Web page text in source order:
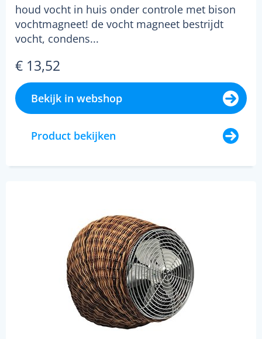
houd vocht in huis onder controle met bison
vochtmagneet! de vocht magneet bestrijdt
vocht, condens...
€ 13,52
Bekijk in webshop
Product bekijken